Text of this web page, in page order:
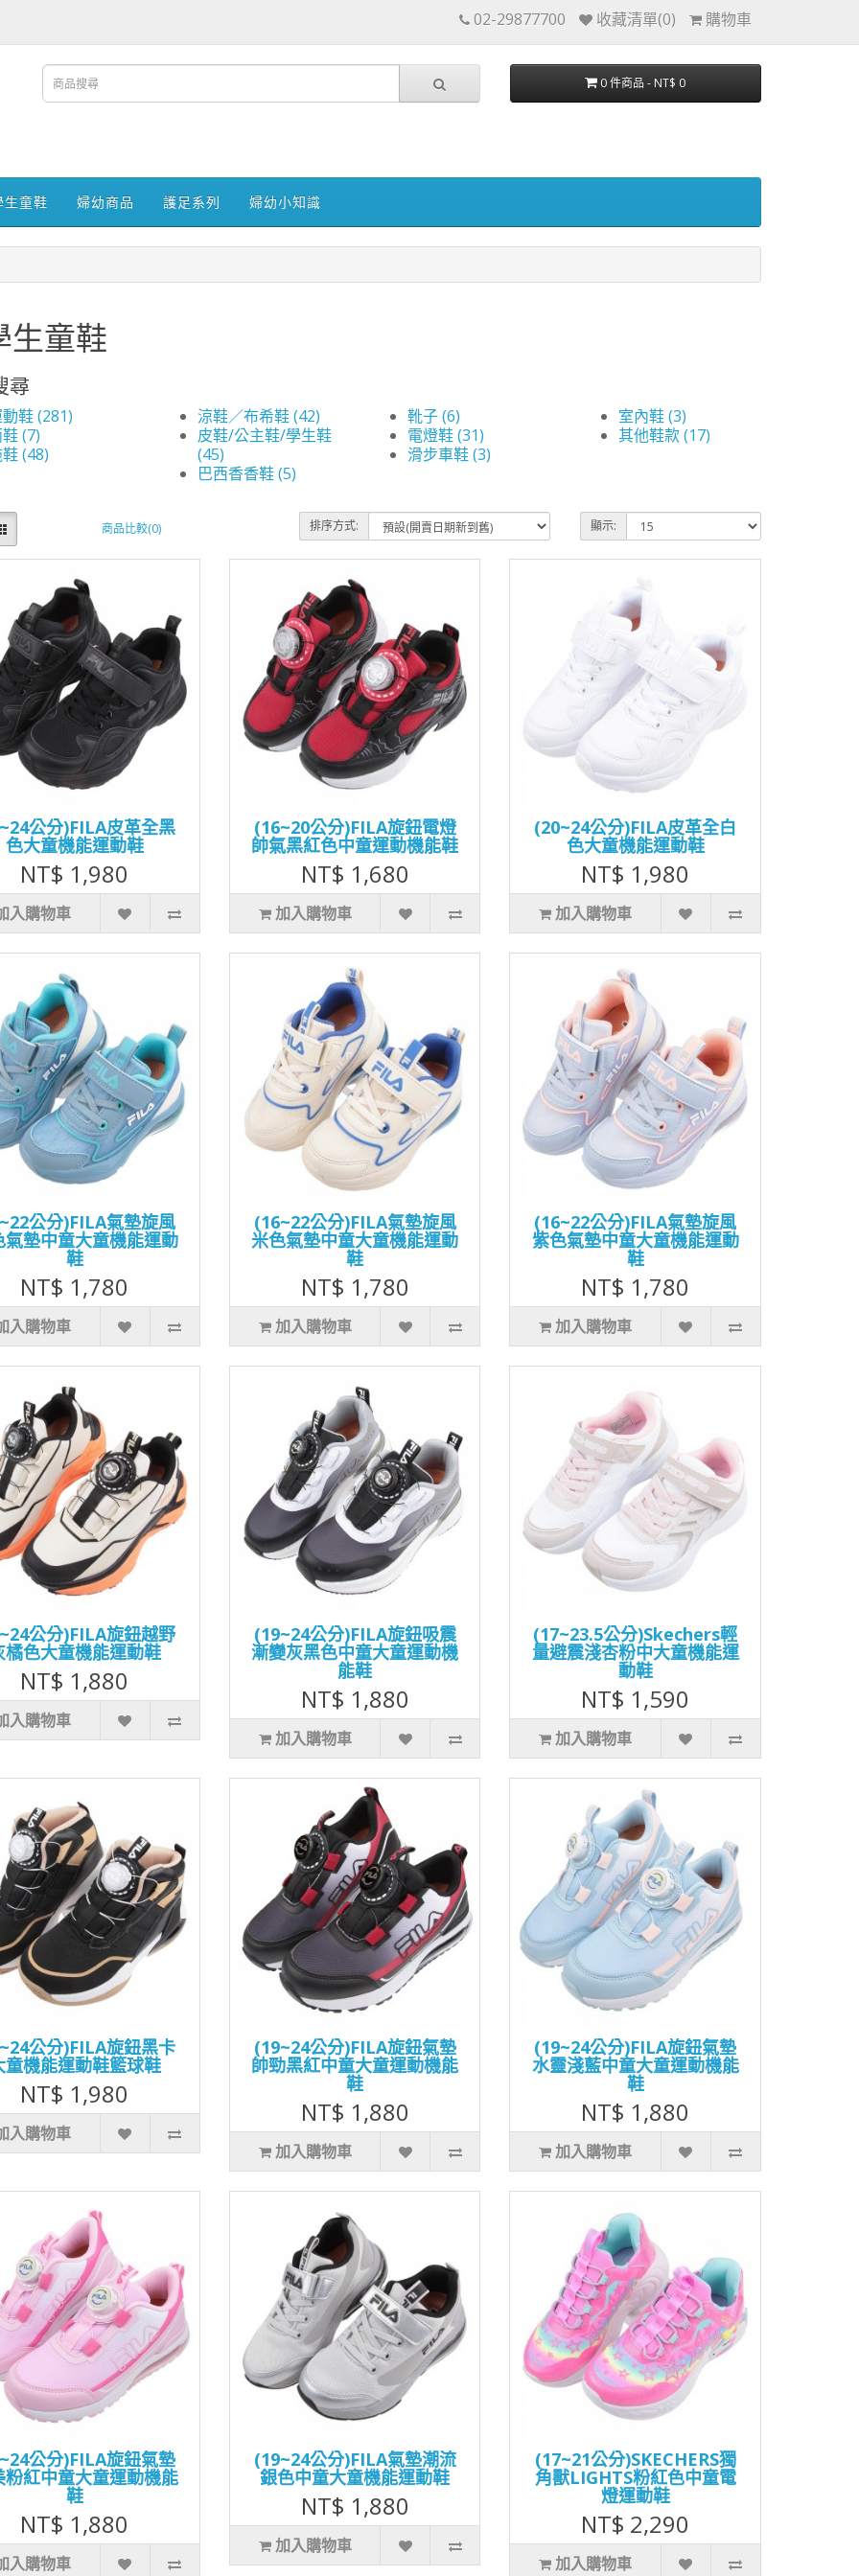
02-29877700 收藏清單(0) 購物車
0 件商品 - NT$ 0
生童鞋 婦幼商品 護足系列 婦幼小知識
生童鞋
尋
鞋 (281)
(7)
(48)
涼鞋／布希鞋 (42)
皮鞋/公主鞋/學生鞋
(45)
巴西香香鞋 (5)
靴子 (6)
電燈鞋 (31)
滑步車鞋 (3)
室內鞋 (3)
其他鞋款 (17)
商品比較(0) 排序方式: 顯示:
公分)FILA皮革全黑
色大童機能運動鞋
NT$ 1,980
入購物車
(16~20公分)FILA旋鈕電燈
帥氣黑紅色中童運動機能鞋
NT$ 1,680
加入購物車
(20~24公分)FILA皮革全白
色大童機能運動鞋
NT$ 1,980
加入購物車
公分)FILA氣墊旋風
氣墊中童大童機能運動
鞋
NT$ 1,780
入購物車
(16~22公分)FILA氣墊旋風
米色氣墊中童大童機能運動
鞋
NT$ 1,780
加入購物車
(16~22公分)FILA氣墊旋風
紫色氣墊中童大童機能運動
鞋
NT$ 1,780
加入購物車
公分)FILA旋鈕越野
橘色大童機能運動鞋
NT$ 1,880
入購物車
(19~24公分)FILA旋鈕吸震
漸變灰黑色中童大童運動機
能鞋
NT$ 1,880
加入購物車
(17~23.5公分)Skechers輕
量避震淺杏粉中大童機能運
動鞋
NT$ 1,590
加入購物車
公分)FILA旋鈕黑卡
童機能運動鞋籃球鞋
NT$ 1,980
入購物車
(19~24公分)FILA旋鈕氣墊
帥勁黑紅中童大童運動機能
鞋
NT$ 1,880
加入購物車
(19~24公分)FILA旋鈕氣墊
水靈淺藍中童大童運動機能
鞋
NT$ 1,880
加入購物車
公分)FILA旋鈕氣墊
粉紅中童大童運動機能
鞋
NT$ 1,880
入購物車
(19~24公分)FILA氣墊潮流
銀色中童大童機能運動鞋
NT$ 1,880
加入購物車
(17~21公分)SKECHERS獨
角獸LIGHTS粉紅色中童電
燈運動鞋
NT$ 2,290
加入購物車